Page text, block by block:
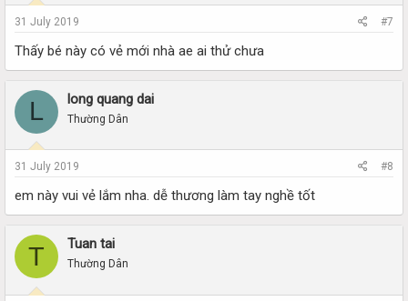
31 July 2019 #7
Thấy bé này có vẻ mới nhà ae ai thử chưa
L long quang dai
Thường Dân
31 July 2019 #8
em này vui vẻ lắm nha. dễ thương làm tay nghề tốt
T Tuan tai
Thường Dân